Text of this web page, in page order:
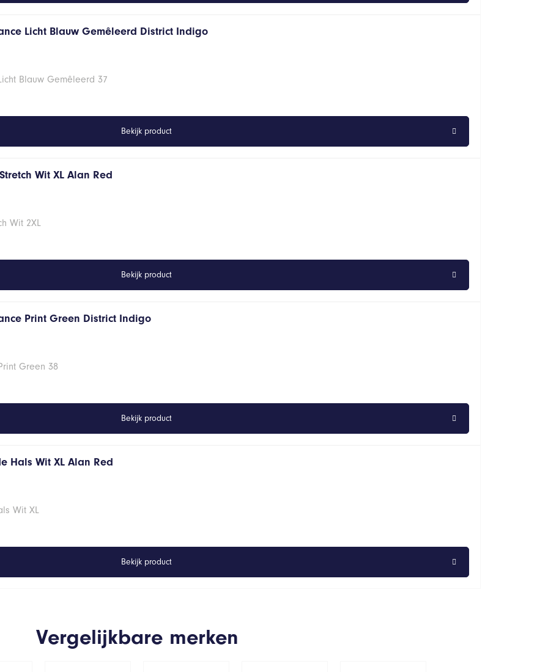
Licht Blauw Gemêleerd District Indigo
Blauw Gemêleerd 37
Bekijk product
Wit XL Alan Red
Wit 2XL
Bekijk product
Print Green District Indigo
Green 38
Bekijk product
Hals Wit XL Alan Red
Wit XL
Bekijk product
Vergelijkbare merken